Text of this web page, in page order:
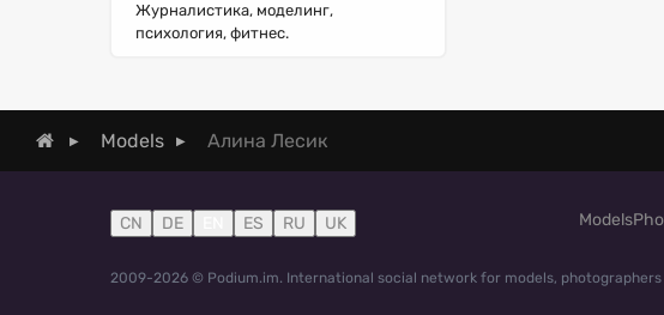
Журналистика, моделинг,
психология, фитнес.
Models Алина Лесик
CN DE ES RU UK Models
2009-2026 © Podium.im. International social network for models,